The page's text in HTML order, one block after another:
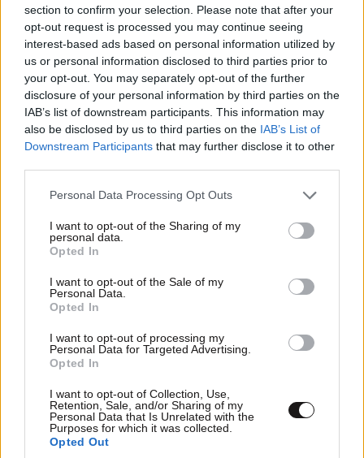
section to confirm your selection. Please note that after your
opt-out request is processed you may continue seeing
interest-based ads based on personal information utilized by
us or personal information disclosed to third parties prior to
your opt-out. You may separately opt-out of the further
disclosure of your personal information by third parties on the
IAB’s list of downstream participants. This information may
also be disclosed by us to third parties on the IAB’s List of
Downstream Participants that may further disclose it to other
Please note that this website/app uses one or more Google
not limited to your visit or usage behaviour. You may click to
grant or deny consent to Google and its third-party tags to
use your data for below specified purposes in below Google
consent section.
Personal Data Processing Opt Outs
I want to opt-out of the Sharing of my
personal data.
Opted In
I want to opt-out of the Sale of my
Personal Data.
Opted In
I want to opt-out of processing my
Personal Data for Targeted Advertising.
Opted In
I want to opt-out of Collection, Use,
Retention, Sale, and/or Sharing of my
Personal Data that Is Unrelated with the
Purposes for which it was collected.
Opted Out
Δεν τρώτε λιπαρά ψάρια; 5 φυτικές τροφές
πλούσιες σε ωμέγα-3 για την προστασία της
καρδιάς
Δεν είναι μόνο το γάλα: 10 τροφές πλούσιες σε
ασβέστιο που θωρακίζουν τα οστά σας μετά τα